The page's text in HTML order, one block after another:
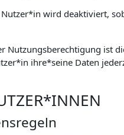
wird deaktiviert,
Nutzungsberechtigung ist
ihre*seine Daten